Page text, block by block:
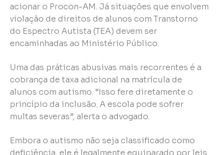
acionar o Procon-AM. Já situações que envolvem
violação de direitos de alunos com Transtorno
do Espectro Autista (TEA) devem ser
encaminhadas ao Ministério Público.
Uma das práticas abusivas mais recorrentes é a
cobrança de taxa adicional na matrícula de
alunos com autismo. “Isso fere diretamente o
princípio da inclusão. A escola pode sofrer
multas severas”, alerta o advogado.
Embora o autismo não seja classificado como
deficiência, ele é legalmente equiparado por leis